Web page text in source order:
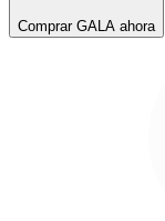
Comprar GALA ahora